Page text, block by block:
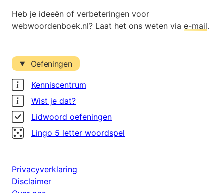
Heb je ideeën of verbeteringen voor
webwoordenboek.nl? Laat het ons weten via e-mail.
Oefeningen
Kenniscentrum
Wist je dat?
Lidwoord oefeningen
Lingo 5 letter woordspel
Privacyverklaring
Disclaimer